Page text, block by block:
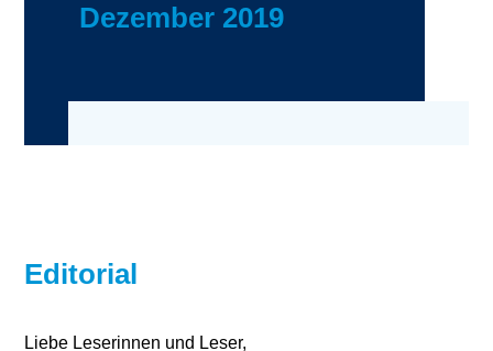
Dezember 2019
Editorial
Liebe Leserinnen und Leser,